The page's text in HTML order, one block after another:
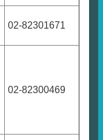
02-82301671
02-82300469